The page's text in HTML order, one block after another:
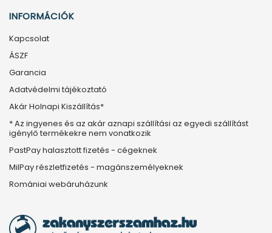
INFORMÁCIÓK
Kapcsolat
ÁSZF
Garancia
Adatvédelmi tájékoztató
Akár Holnapi Kiszállítás*
* Az ingyenes és az akár aznapi szállítási az egyedi szállítást
igénylő termékekre nem vonatkozik
PastPay halasztott fizetés - cégeknek
MilPay részletfizetés - magánszemélyeknek
Romániai webáruházunk